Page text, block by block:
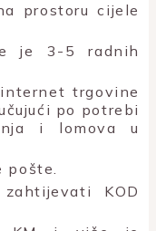
prostoru cijele
je 3-5 radnih
trgovine
po potrebi
i lomova u
pošte.
KOD